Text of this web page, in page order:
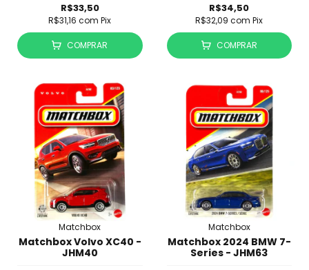
R$33,50
R$31,16com Pix
COMPRAR
R$34,50
R$32,09com Pix
COMPRAR
Matchbox
Matchbox Volvo XC40 -
JHM40
Matchbox
Matchbox 2024 BMW 7-
Series - JHM63